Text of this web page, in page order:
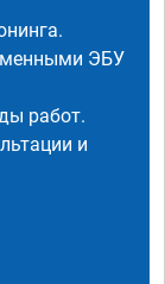
ЭБУ
работ.
и